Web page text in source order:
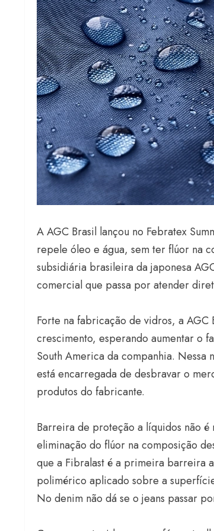
A AGC Brasil lançou no Febratex
repele óleo e água, sem ter flúor na
subsidiária brasileira da japonesa
comercial que passa por atender
Forte na fabricação de vidros, a AGC
crescimento, esperando aumentar o
South America da companhia.
está encarregada de desbravar o
produtos do fabricante.
Barreira de proteção a líquidos não é
eliminação do flúor na composição
que a Fibralast é a primeira barreira
polimérico aplicado sobre a
No denim não dá se o jeans passar